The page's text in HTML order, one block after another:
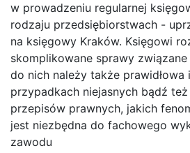
w prowadzeniu regularnej
rodzaju przedsiębiorstwach -
na księgowy Kraków. Księgowi
skomplikowane sprawy
do nich należy także
przypadkach niejasnych bądź też
przepisów prawnych, jakich
jest niezbędna do fachowego
zawodu